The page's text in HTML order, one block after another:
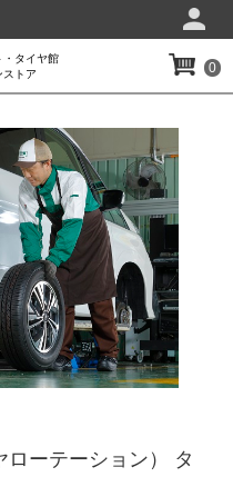
・タイヤ館
ストア
0
ローテーション） タ